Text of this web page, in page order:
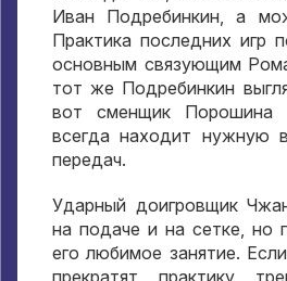
Иван Подребинкин,а
Практика последних игр
основным связующим
тот же Подребинкин
вот сменщик
всегда находит нужную
передач.
Ударный доигровщик
на подаче и на сетке, но
его любимое занятие.